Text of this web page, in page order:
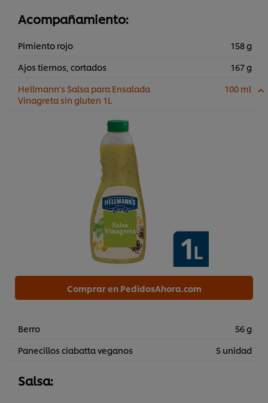
Acompañamiento:
Pimiento rojo
158 g
Ajos tiernos, cortados
167 g
Hellmann’s Salsa para Ensalada
Vinagreta sin gluten 1L
100 ml
Comprar en PedidosAhora.com
Berro
56 g
Panecillos ciabatta veganos
5 unidad
Salsa: